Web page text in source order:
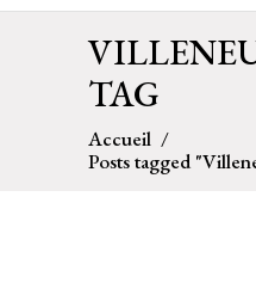
No products in the
TAG
Accueil /
Posts tagged